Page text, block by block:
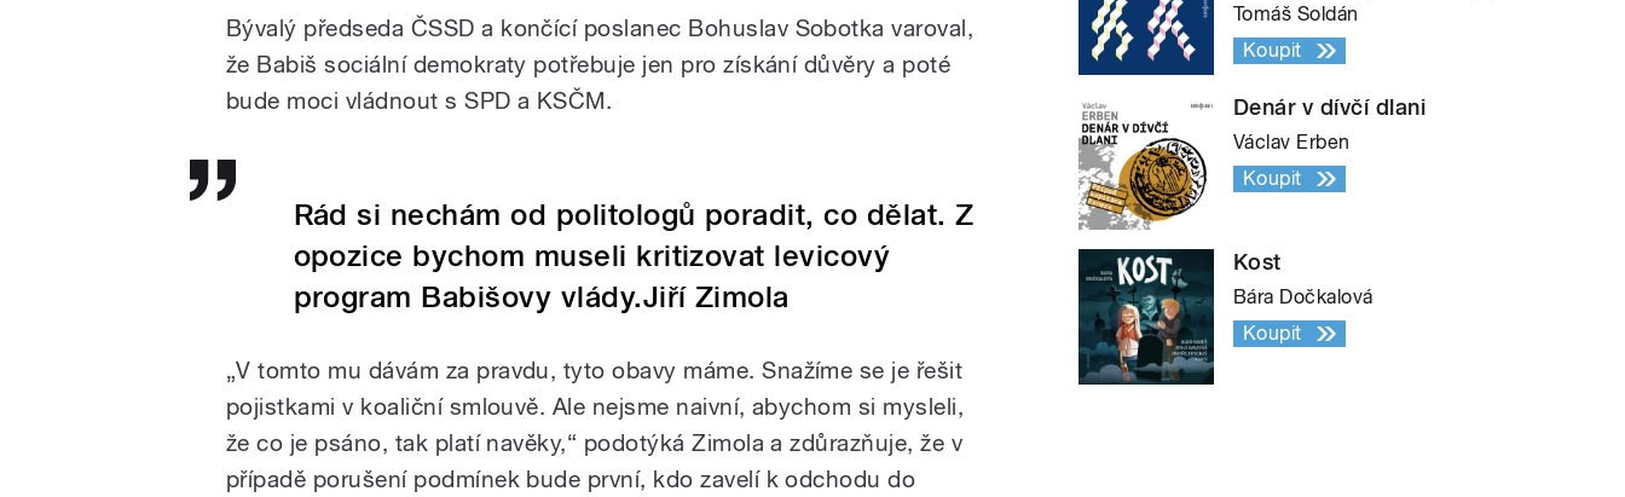
Bývalý předseda ČSSD a končící poslanec Bohuslav Sobotka varoval,
že Babiš sociální demokraty potřebuje jen pro získání důvěry a poté
bude moci vládnout s SPD a KSČM.
Rád si nechám od politologů poradit, co dělat. Z
opozice bychom museli kritizovat levicový
program Babišovy vlády.Jiří Zimola
„V tomto mu dávám za pravdu, tyto obavy máme. Snažíme se je řešit
pojistkami v koaliční smlouvě. Ale nejsme naivní, abychom si mysleli,
že co je psáno, tak platí navěky,“ podotýká Zimola a zdůrazňuje, že v
případě porušení podmínek bude první, kdo zavelí k odchodu do
Tomáš Soldán
Koupit
Denár v dívčí dlani
Václav Erben
Koupit
Kost
Bára Dočkalová
Koupit